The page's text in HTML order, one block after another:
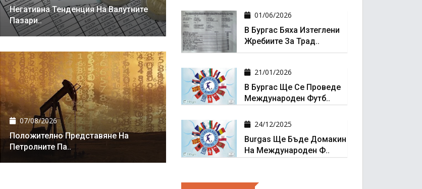
Негативна Тенденция На Валутните
Пазари..
07/08/2026
Положително Представяне На
Петролните Па..
01/06/2026
В Бургас Бяха Изтеглени
Жребиите За Трад..
21/01/2026
В Бургас Ще Се Проведе
Международен Футб..
24/12/2025
Burgas Ще Бъде Домакин
На Международен Ф..